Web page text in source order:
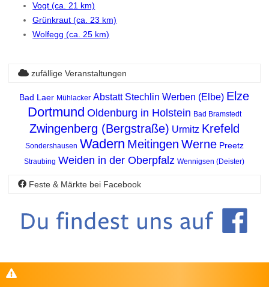
Vogt (ca. 21 km)
Grünkraut (ca. 23 km)
Wolfegg (ca. 25 km)
zufällige Veranstaltungen
Bad Laer Mühlacker Abstatt Stechlin Werben (Elbe) Elze
Dortmund Oldenburg in Holstein Bad Bramstedt
Zwingenberg (Bergstraße) Urmitz Krefeld
Sondershausen Wadern Meitingen Werne Preetz
Straubing Weiden in der Oberpfalz Wennigsen (Deister)
Feste & Märkte bei Facebook